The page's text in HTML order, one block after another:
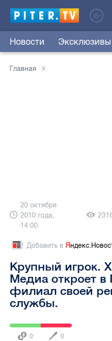
Новости Эксклюзивы
Главная
20 октября
2010 года,
14:00
Добавить в Я
Крупный игрок.
Медиа откроет в
филиал своей
службы.
0 0